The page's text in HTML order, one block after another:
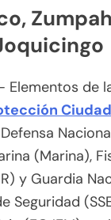
Elementos de
(Marina),
y Guardia
Seguridad